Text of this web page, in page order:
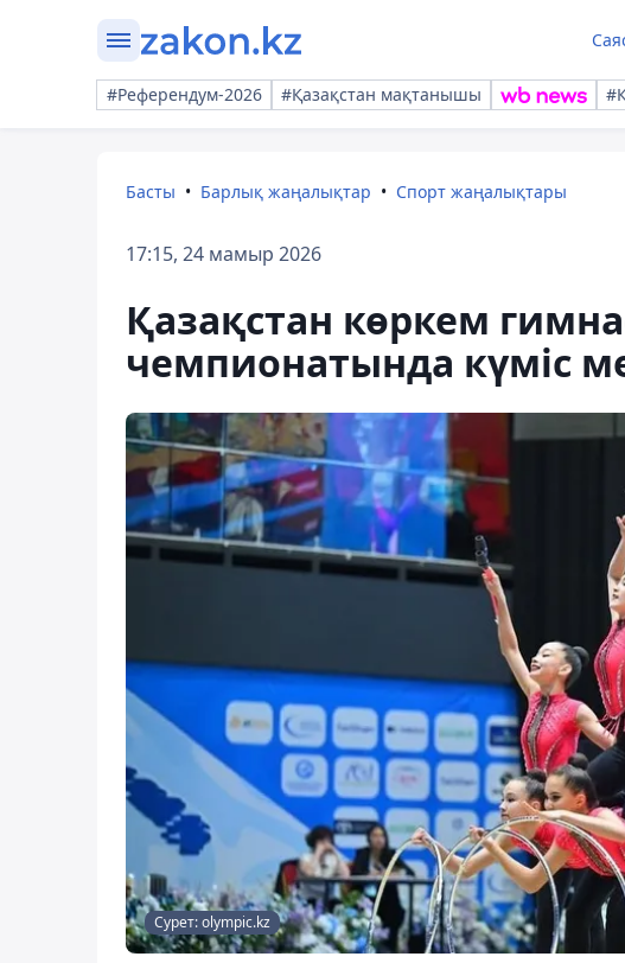
#Референдум-2026 #Қазақстан мақтанышы
Басты Барлық жаңалықтар Спорт жаңалықтары
17:15, 24 мамыр 2026
Қазақстан көркем
чемпионатында күміс
Сурет: olympic.kz